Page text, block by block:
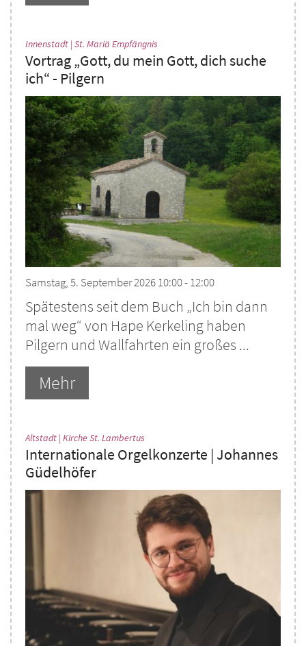
Innenstadt | St. Mariä Empfängnis
Vortrag „Gott, du mein Gott, dich suche
ich“ - Pilgern
Samstag, 5. September 2026 10:00 - 12:00
Spätestens seit dem Buch „Ich bin dann
mal weg“ von Hape Kerkeling haben
Pilgern und Wallfahrten ein großes ...
Mehr
Altstadt | Kirche St. Lambertus
Internationale Orgelkonzerte | Johannes
Güdelhöfer